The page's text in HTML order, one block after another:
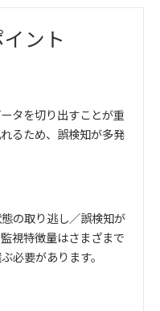
ント
タを切り出すことが重
るため、誤検知が多発
の取り逃し／誤検知が
視特徴量はさまざまで
必要があります。